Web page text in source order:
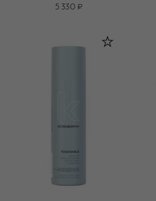
ME.WASH (250ml)
5 330 ₽